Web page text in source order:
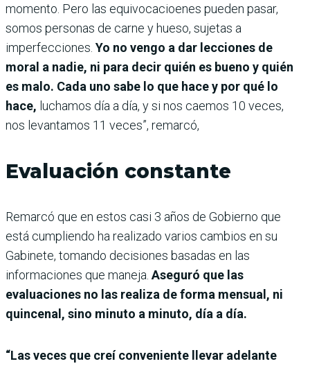
momento. Pero las equivocacioenes pueden pasar,
somos personas de carne y hueso, sujetas a
imperfecciones. Yo no vengo a dar lecciones de
moral a nadie, ni para decir quién es bueno y quién
es malo. Cada uno sabe lo que hace y por qué lo
hace, luchamos día a día, y si nos caemos 10 veces,
nos levantamos 11 veces”, remarcó,
Evaluación constante
Remarcó que en estos casi 3 años de Gobierno que
está cumpliendo ha realizado varios cambios en su
Gabinete, tomando decisiones basadas en las
informaciones que maneja. Aseguró que las
evaluaciones no las realiza de forma mensual, ni
quincenal, sino minuto a minuto, día a día.
“Las veces que creí conveniente llevar adelante